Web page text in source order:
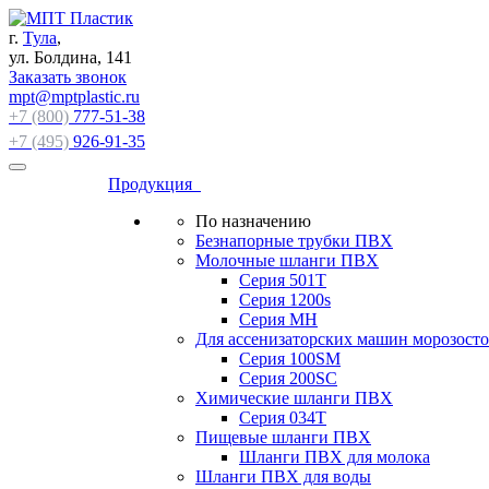
г. Тула,
ул. Болдина, 141
Заказать звонок
mpt@mptplastic.ru
+7 (800) 777-51-38
+7 (495) 926-91-35
Продукция
По назначению
Безнапорные трубки ПВХ
Молочные шланги ПВХ
Серия 501T
Серия 1200s
Серия МН
Для ассенизаторских машин
Серия 100SM
Серия 200SС
Химические шланги ПВХ
Серия 034Т
Пищевые шланги ПВХ
Шланги ПВХ для молока
Шланги ПВХ для воды